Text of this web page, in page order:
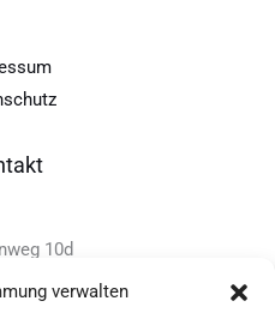
verwalten
10d
Windorf